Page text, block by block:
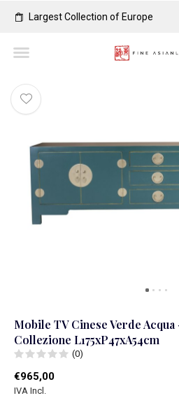
Largest Collection of Europe
Mobile TV Cinese Verde
Collezione L175xP47xA54cm
(0)
€965,00
IVA Incl.